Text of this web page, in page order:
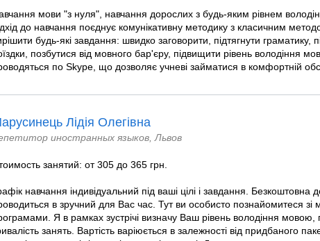
мови "з нуля", навчання дорослих з будь-яким рівнем
до навчання поєднує комунікативну методику з класичним
будь-які завдання: швидко заговорити, підтягнути граматику,
позбутися від мовного бар'єру, підвищити рівень володіння
по Skype, що дозволяє учневі займатися в комфортній
Лідія Олегівна
иностранных языков, Львов
занятий: от 305 до 365 грн.
навчання індивідуальний під ваші цілі і завдання. Безкоштовна
в зручний для Вас час. Тут ви особисто познайомитеся зі
Я в рамках зустрічі визначу Ваш рівень володіння мовою,
занять. Вартість варіюється в залежності від придбаного